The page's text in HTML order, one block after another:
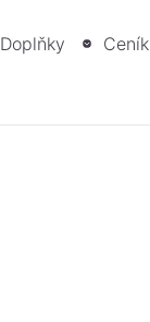
Doplňky Ceník